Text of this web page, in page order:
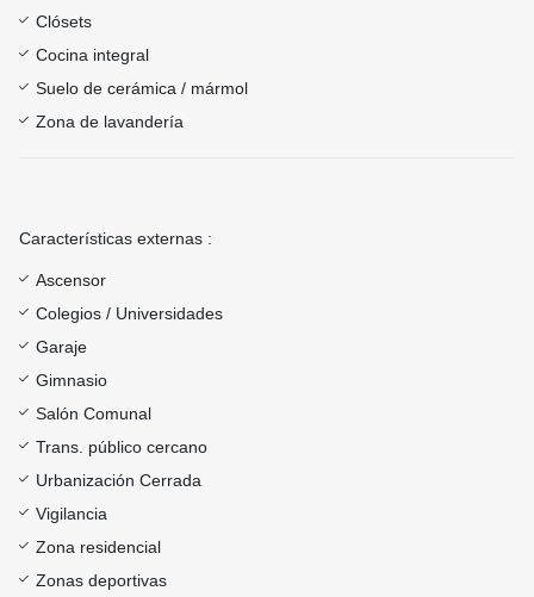
Clósets
Cocina integral
Suelo de cerámica / mármol
Zona de lavandería
Características externas :
Ascensor
Colegios / Universidades
Garaje
Gimnasio
Salón Comunal
Trans. público cercano
Urbanización Cerrada
Vigilancia
Zona residencial
Zonas deportivas